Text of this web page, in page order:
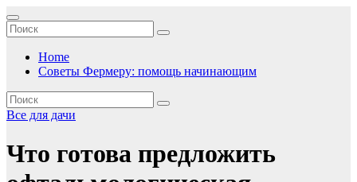
Перейти
к
содержимому
Home
Советы Фермеру: помощь начинающим
Все для дачи
Что готова предложить